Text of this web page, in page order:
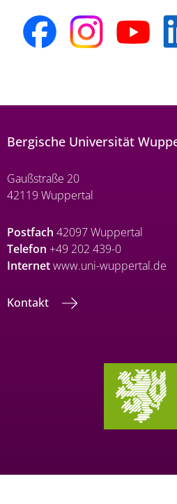
Bergische Universität
Gaußstraße 20
42119 Wuppertal
Postfach 42097 Wuppertal
Telefon +49 202 439-0
Internetwww.uni-wuppertal.de
Kontakt